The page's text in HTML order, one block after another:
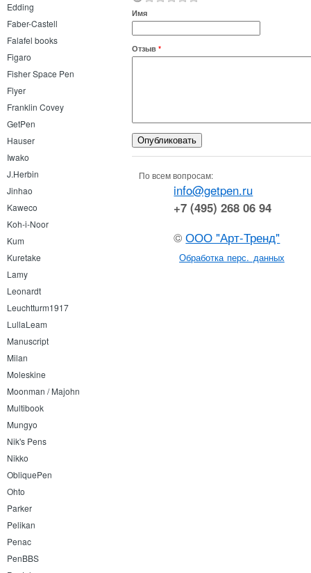
Edding
Faber-Castell
Falafel books
Figaro
Fisher Space Pen
Flyer
Franklin Covey
GetPen
Hauser
Iwako
J.Herbin
Jinhao
Kaweco
Koh-i-Noor
Kum
Kuretake
Lamy
Leonardt
Leuchtturm1917
LullaLeam
Manuscript
Milan
Moleskine
Moonman / Majohn
Multibook
Mungyo
Nik's Pens
Nikko
ObliquePen
Ohto
Parker
Pelikan
Penac
PenBBS
Имя
Отзыв *
По всем вопросам:
info@getpen.ru
+7 (495) 268 06 94
©ООО "Арт-Тренд"
Обработка перс. данных